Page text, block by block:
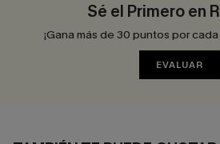
Sé el Primero en
¡Gana más de 30 puntos por
EVALUAR